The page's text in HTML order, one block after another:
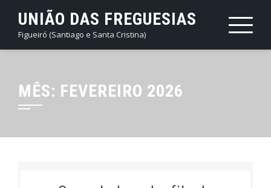
content
UNIÃO DAS FREGUESIAS
Figueiró (Santiago e Santa Cristina)
MÊS: FEVEREIRO 2026